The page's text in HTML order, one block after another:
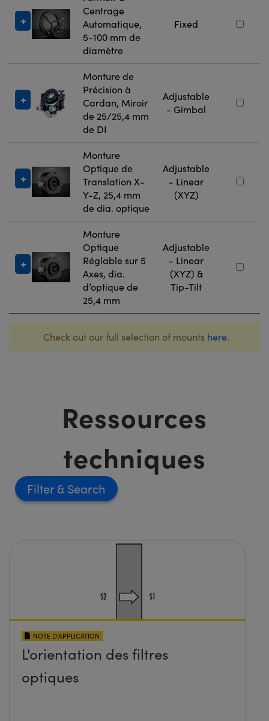
Centrage
Automatique,
5-100 mm de
diamètre
Fixed
Monture de
Précision à
Cardan, Miroir
de 25/25,4 mm
de DI
Adjustable
- Gimbal
Monture
Optique de
Translation X-
Y-Z, 25,4 mm
de dia. optique
Adjustable
- Linear
(XYZ)
Monture
Optique
Réglable sur 5
Axes, dia.
d’optique de
25,4 mm
Adjustable
- Linear
(XYZ) &
Tip-Tilt
Check out our full selection of mounts here.
Ressources
techniques
Filter
NOTE D’APPLICATION
L'orientation des filtres
optiques